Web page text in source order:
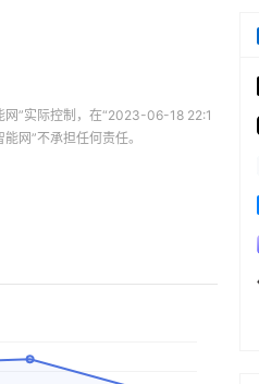
网”实际控制，在“2023-06-18 22:1
网”不承担任何责任。